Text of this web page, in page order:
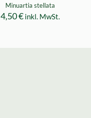
Minuartia stellata
4,50€ inkl. MwSt.